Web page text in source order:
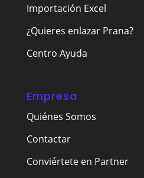
Importación Excel
¿Quieres enlazar Prana?
Centro Ayuda
Empresa
Quiénes Somos
Contactar
Conviértete en Partner